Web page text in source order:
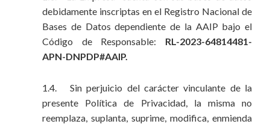
debidamente inscriptas en el Registro Nacional de
Bases de Datos dependiente de la AAIP bajo el
Código de Responsable: RL-2023-64814481-
APN-DNPDP#AAIP.
1.4. Sin perjuicio del carácter vinculante de la
presente Política de Privacidad, la misma no
reemplaza, suplanta, suprime, modifica, enmienda